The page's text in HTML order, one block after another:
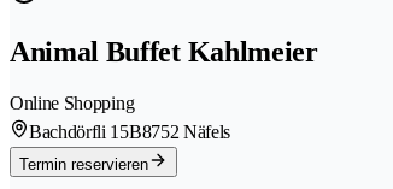
Animal Buffet Kahlmeier
Online Shopping
Bachdörfli 15B8752 Näfels
Termin reservieren